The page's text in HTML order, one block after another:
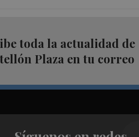
toda la actualidad de
Plaza en tu correo